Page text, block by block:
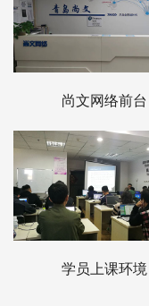
尚文网络前台
学员上课环境